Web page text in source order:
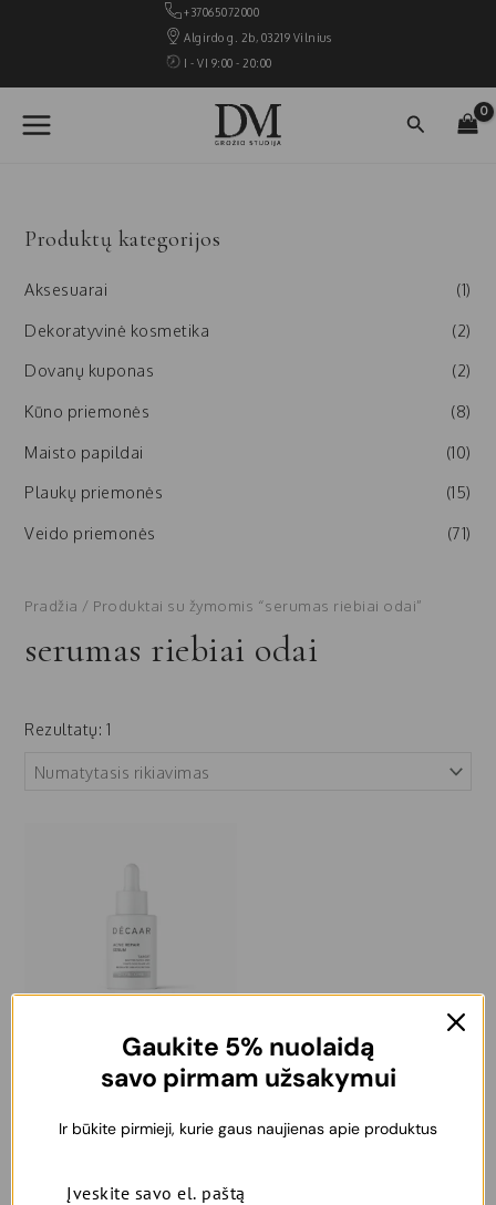
+37065072000
Algirdo g. 2b, 03219 Vilnius
I - VI 9:00 - 20:00
Paieška
Produktų kategorijos
Aksesuarai (1)
Dekoratyvinė kosmetika (2)
Dovanų kuponas (2)
Kūno priemonės (8)
Maisto papildai (10)
Plaukų priemonės (15)
Veido priemonės (71)
Pradžia / Produktai su žymomis “serumas riebiai odai”
serumas riebiai odai
Rezultatų: 1
Decaar Acne Repair Serum
aknės požymius mažinantis
49,00 € – 87,00€
Gaukite 5% nuolaidą
savo pirmam užsakymui
Ir būkite pirmieji, kurie gaus naujienas apie produktus